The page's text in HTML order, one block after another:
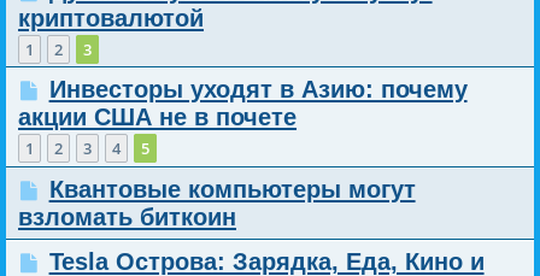
криптовалютой
1 2 3
Инвесторы уходят в Азию: почему
акции США не в почете
1 2 3 4 5
Квантовые компьютеры могут
взломать биткоин
Tesla Острова: Зарядка, Еда, Кино и